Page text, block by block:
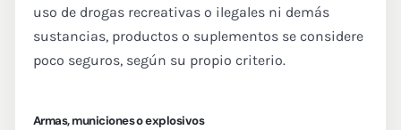
uso de drogas recreativas o ilegales ni demás
sustancias, productos o suplementos se considere
poco seguros, según su propio criterio.
Armas, municiones o explosivos